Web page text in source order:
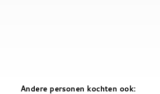
Andere personen kochten ook: